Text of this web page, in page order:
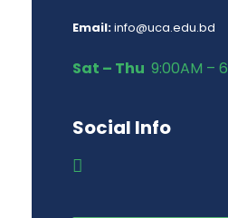
Email:info@uca.edu.bd
Sat – Thu 9:00AM –
Social Info